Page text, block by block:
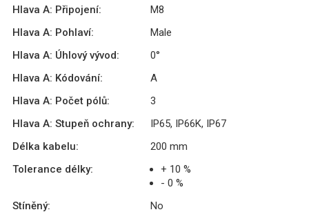
Hlava A: Připojení:
M8
Hlava A: Pohlaví:
Male
Hlava A: Úhlový vývod:
0°
Hlava A: Kódování:
A
Hlava A: Počet pólů:
3
Hlava A: Stupeň ochrany:
IP65, IP66K, IP67
Délka kabelu:
200 mm
Tolerance délky:
+ 10 %
- 0 %
Stíněný:
No